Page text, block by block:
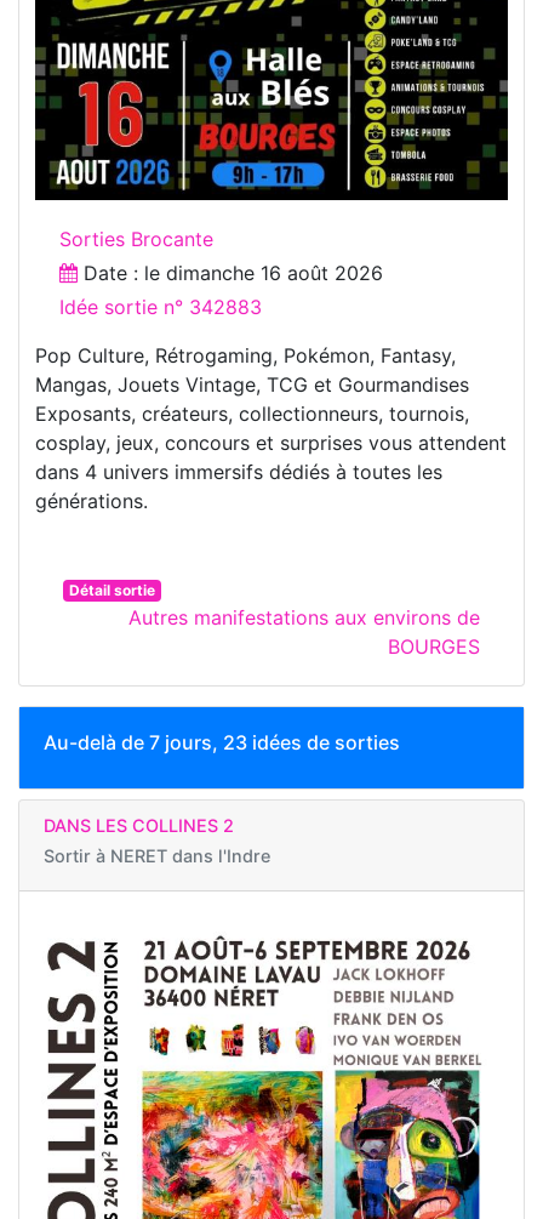
Sorties Brocante
Date : le dimanche 16 août 2026
Idée sortie n° 342883
Pop Culture, Rétrogaming, Pokémon, Fantasy,
Mangas, Jouets Vintage, TCG et Gourmandises
Exposants, créateurs, collectionneurs, tournois,
cosplay, jeux, concours et surprises vous attendent
dans 4 univers immersifs dédiés à toutes les
générations.
Détail sortie
Autres manifestations aux environs de
BOURGES
Au-delà de 7 jours, 23 idées de sorties
DANS LES COLLINES 2
Sortir à NERET dans l'Indre